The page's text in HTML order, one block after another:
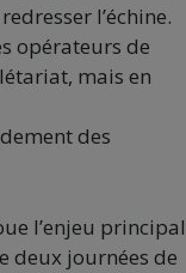
l’échine.
opérateurs de
mais en
des
l’enjeu principal
deux journées de